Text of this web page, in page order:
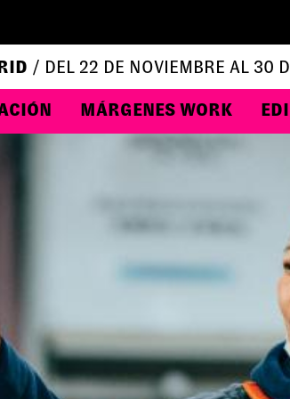
/ DEL 22 DE NOVIEMBRE AL 30
MÁRGENES WORK